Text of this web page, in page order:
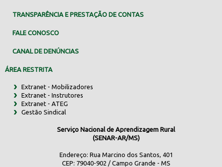
TRANSPARÊNCIA E PRESTAÇÃO DE CONTAS
FALE CONOSCO
CANAL DE DENÚNCIAS
ÁREA RESTRITA
Extranet - Mobilizadores
Extranet - Instrutores
Extranet - ATEG
Gestão Sindical
Serviço Nacional de Aprendizagem Rural
(SENAR-AR/MS)
Endereço: Rua Marcino dos Santos, 401
CEP: 79040-902 / Campo Grande - MS